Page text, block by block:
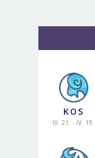
KOS
III. 21. - IV. 19.